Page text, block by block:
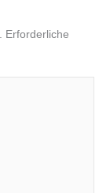
Erforderliche